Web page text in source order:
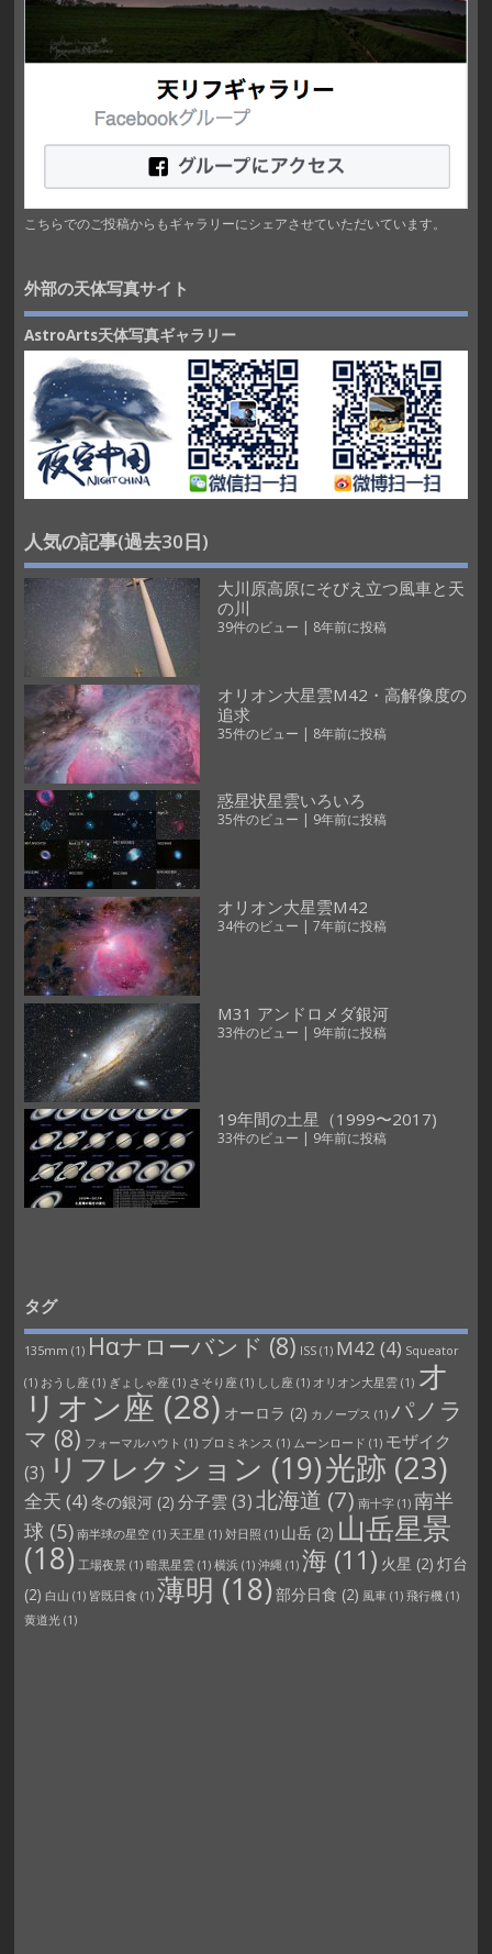
こちらでのご投稿からもギャラリーにシェアさせていただいています。
外部の天体写真サイト
AstroArts天体写真ギャラリー
人気の記事(過去30日)
大川原高原にそびえ立つ風車と天
の川
39件のビュー | 8年前に投稿
オリオン大星雲M42・高解像度の
追求
35件のビュー | 8年前に投稿
惑星状星雲いろいろ
35件のビュー 9年前に投稿
オリオン大星雲M42
34件のビュー | 7年前に投稿
M31 アンドロメダ銀河
33件のビュー | 9年前に投稿
19年間の土星（1999〜2017)
33件のビュー | 9年前に投稿
タグ
135mm (1) Hαナローバンド(8) ISS(1) M42 (4) Squeator
(1) おうし座 (1) ぎょしゃ座 (1) さそり座 (1) しし座 (1) オリオン大星雲(1) オ
リオン座 (28) オーロラ (2) カノープス (1) パノラ
マ (8) フォーマルハウト (1) プロミネンス (1) ムーンロード (1) モザイク
(3) リフレクション (19)光跡 (23)
全天 (4) 冬の銀河(2) 分子雲 (3)北海道 (7) 南十字(1) 南半
球 (5) 南半球の星空(1) 天王星 (1) 対日照 (1) 山岳(2) 山岳星景
(18) 工場夜景(1) 暗黒星雲(1) 横浜(1) 沖縄 (1) 海 (11) 火星 (2) 灯台
(2) 白山 (1) 皆既日食 (1) 薄明 (18)部分日食 (2) 風車(1) 飛行機(1)
黄道光(1)